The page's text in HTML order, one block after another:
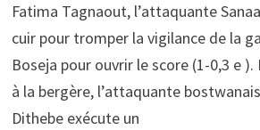
Fatima Tagnaout, l’attaquante
cuir pour tromper la vigilance de la
Boseja pour ouvrir le score (1-0,3 e
à la bergère, l’attaquante
Dithebe exécute un